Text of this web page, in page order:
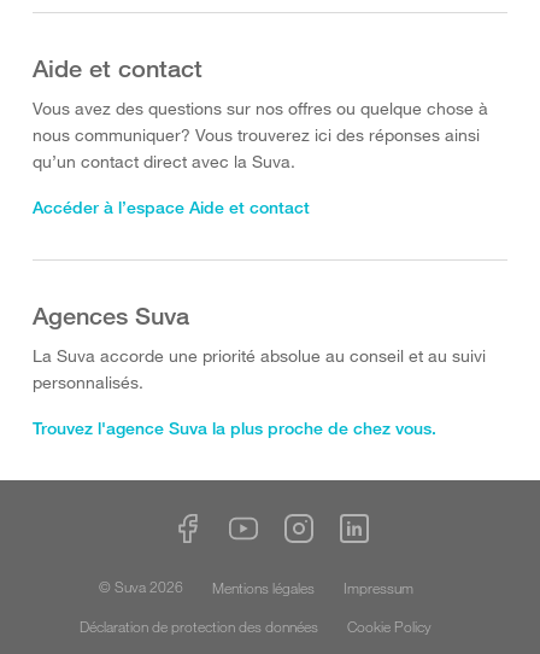
Aide et contact
Vous avez des questions sur nos offres ou quelque chose à
nous communiquer? Vous trouverez ici des réponses ainsi
qu’un contact direct avec la Suva.
Accéder à l’espace Aide et contact
Agences Suva
La Suva accorde une priorité absolue au conseil et au suivi
personnalisés.
Trouvez l'agence Suva la plus proche de chez vous.
© Suva 2026 Mentions légales
Impressum
Déclaration de protection des données
Cookie Policy